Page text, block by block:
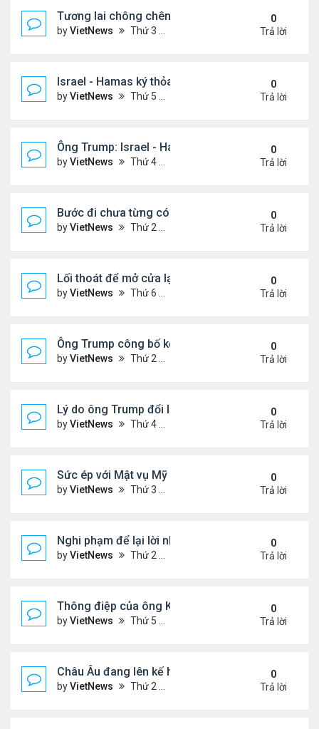
Tương lai chông chênh với Dải Gaza sau lệnh
byVietNews Thứ 3 Tháng 10 14, 2025 2:41 pm
0
Trả lời
Israel - Hamas ký thỏa thuận ngừng bắn
byVietNews Thứ 5 Tháng 10 09, 2025 2:23 pm
0
Trả lời
Ông Trump: Israel - Hamas đạt thỏa thuận hòa
byVietNews Thứ 4 Tháng 10 08, 2025 5:38 pm
0
Trả lời
Bước đi chưa từng có của ông Trump khi ký sắc
byVietNews Thứ 2 Tháng 10 06, 2025 5:17 pm
0
Trả lời
Lối thoát để mở cửa lại chính phủ Mỹ
byVietNews Thứ 6 Tháng 10 03, 2025 4:28 pm
0
Trả lời
Ông Trump công bố kế hoạch chấm dứt chiến sự
byVietNews Thứ 2 Tháng 9 29, 2025 4:47 pm
0
Trả lời
Lý do ông Trump đổi lập trường về lãnh thổ
byVietNews Thứ 4 Tháng 9 24, 2025 4:44 pm
0
Trả lời
Sức ép với Mật vụ Mỹ khi bảo vệ lễ tưởng niệm
byVietNews Thứ 3 Tháng 9 16, 2025 5:42 pm
0
Trả lời
Nghi phạm để lại lời nhắn trước khi ám sát Charlie
byVietNews Thứ 2 Tháng 9 15, 2025 4:33 pm
0
Trả lời
Thông điệp của ông Kim Jong-un khi đưa con gái
byVietNews Thứ 5 Tháng 9 04, 2025 4:12 pm
0
Trả lời
Châu Âu đang lên kế hoạch chi tiết về ý tưởng
byVietNews Thứ 2 Tháng 9 01, 2025 3:55 pm
0
Trả lời